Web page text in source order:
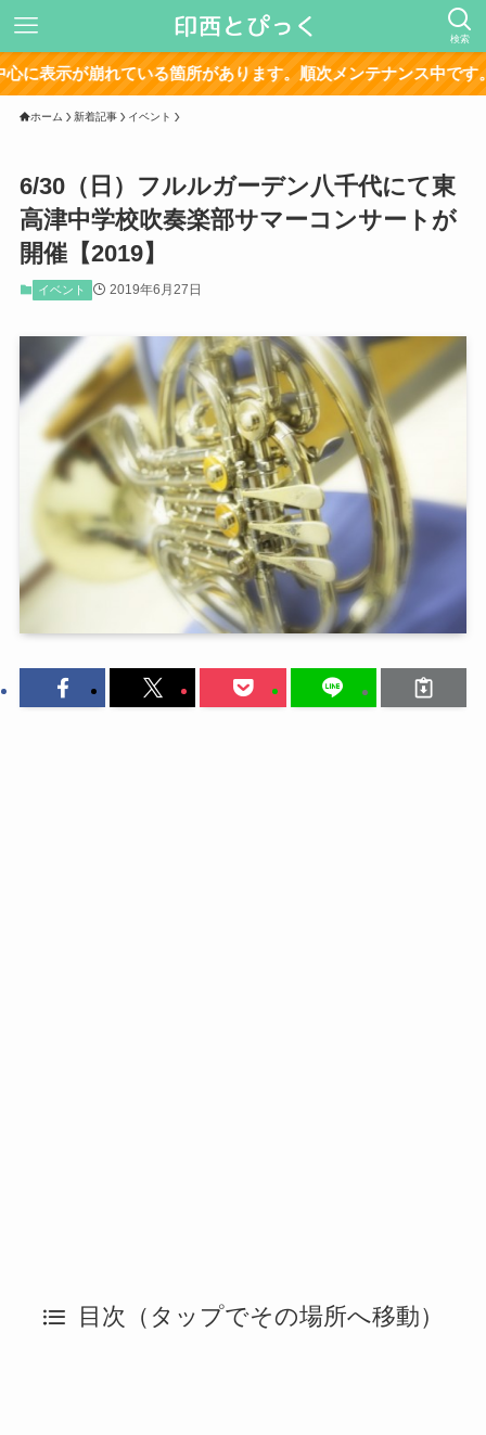
検索
れている箇所があります。順次メンテナンス中です。
ホーム 新着記事 イベント
6/30（日）フルルガーデン八千代にて東
高津中学校吹奏楽部サマーコンサートが
開催【2019】
イベント 2019年6月27日
目次（タップでその場所へ移動）